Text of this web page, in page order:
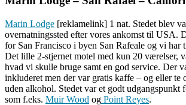
Marin Lodge [reklamelink] 1 nat. Stedet blev
overnatningssted efter vores ankomst til USA.
for San Francisco i byen San Rafeale og vi har
Det lille 2-stjernet motel med kun 20 værelser,
hvad vi skulle bruge samt en god service. Der
inkluderet men der var gratis kaffe – og eller te
uden alkohol. Stedet var et godt udgangspunkt
som f.eks. Muir Wood og Point Reyes.